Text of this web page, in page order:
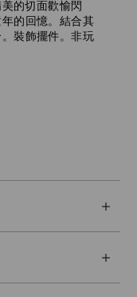
的切面歡愉閃
的回憶。結合其
裝飾擺件。非玩